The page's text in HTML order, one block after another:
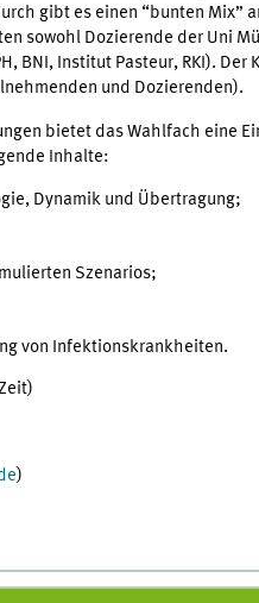
gibt es einen “bunten Mix”
sowohl Dozierende der Uni
BNI, Institut Pasteur, RKI). Der
und Dozierenden).
bietet das Wahlfach eine
Inhalte:
Dynamik und Übertragung;
Szenarios;
von Infektionskrankheiten.
)